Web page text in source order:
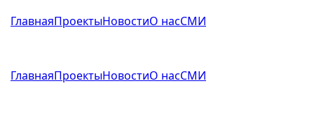
ГлавнаяПроектыНовостиО насСМИ
ГлавнаяПроектыНовостиО насСМИ